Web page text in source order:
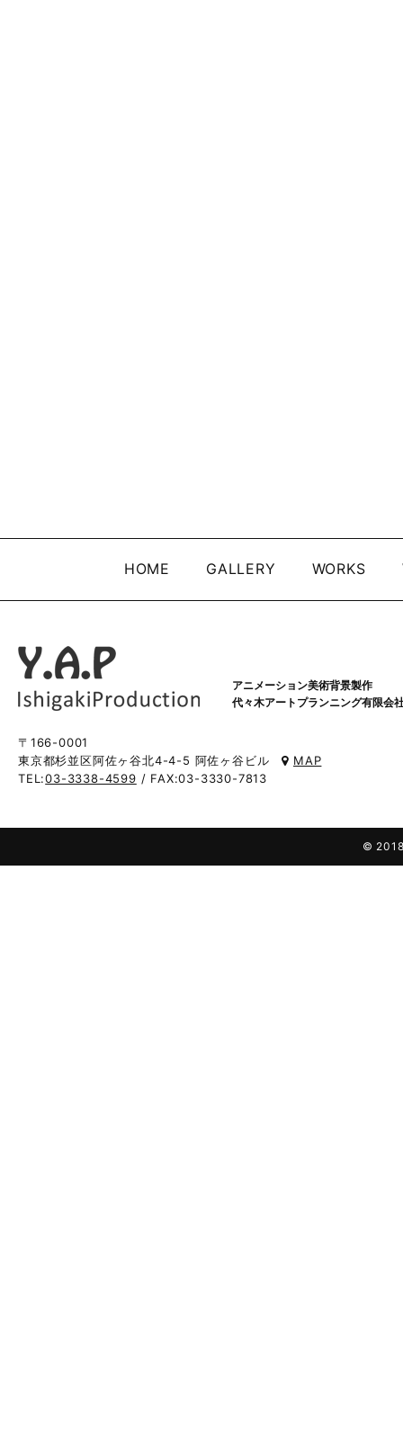
HOME GALLERY WORKS
アニメーション美術背景製作
代々木アートプランニング有限会
〒166-0001
東京都杉並区阿佐ヶ谷北4-4-5 阿佐ヶ谷ビル
MAP
TEL:03-3338-4599 / FAX:03-3330-7813
© 2018